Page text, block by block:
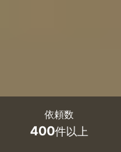
依頼数
400件以上